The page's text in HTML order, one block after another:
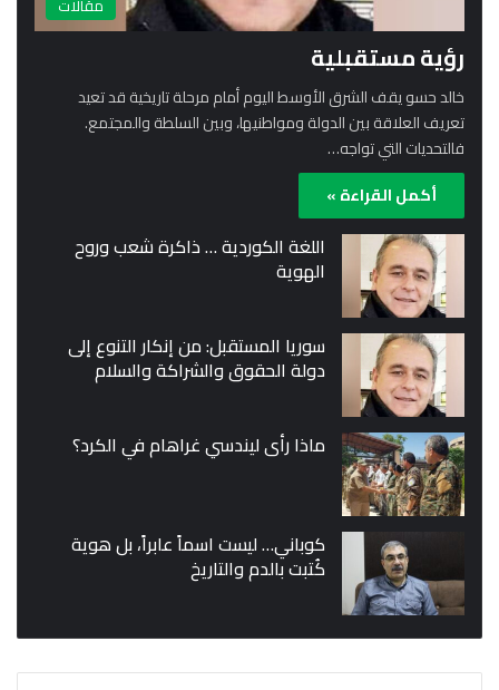
مقالات
رؤية مستقبلية
خالد حسو يقف الشرق الأوسط اليوم أمام مرحلة تاريخية قد تعيد
تعريف العلاقة بين الدولة ومواطنيها، وبين السلطة والمجتمع.
فالتحديات التي تواجه…
أكمل القراءة »
اللغة الكوردية … ذاكرة شعب وروح
الهوية
سوريا المستقبل: من إنكار التنوع إلى
دولة الحقوق والشراكة والسلام
ماذا رأى ليندسي غراهام في الكرد؟
كوباني… ليست اسماً عابراً، بل هوية
كُتبت بالدم والتاريخ